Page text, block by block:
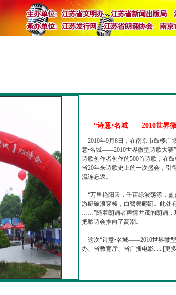
“诗意•名城——2010世界
2010年9月8日，在南京市鼓楼广
意•名城——2010世界微型诗歌大赛
诗歌创作者创作的500首诗歌，在
省20年来诗歌史上的一次盛会，引
流连忘返。
“万里艳阳天，千亩绿波荡漾，盈
游艇破浪穿梭，白鹭舞翩跹。此处
……”随着朗诵者声情并茂的朗诵，
把晒诗会推向了高潮。
这次“诗意•名城——2010世界微
办、省教育厅、省广播电影......[更多